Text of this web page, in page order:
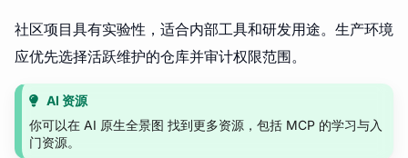
社区项目具有实验性，适合内部工具和研发用途。生产环境
应优先选择活跃维护的仓库并审计权限范围。
AI 资源
你可以在 AI 原生全景图 找到更多资源，包括 MCP 的学习与入
门资源。